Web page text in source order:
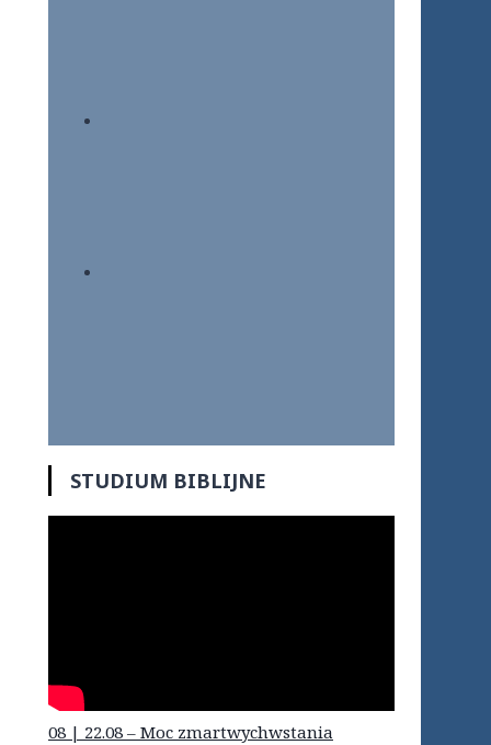
STUDIUM BIBLIJNE
08 | 22.08 – Moc zmartwychwstania